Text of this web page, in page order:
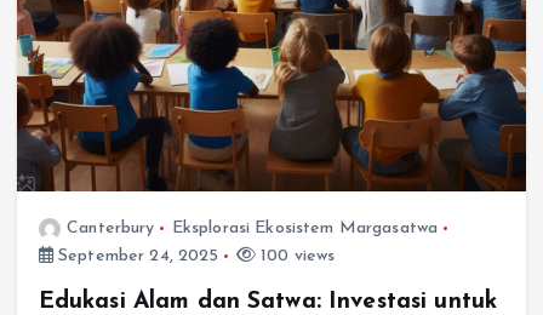
Canterbury
Eksplorasi Ekosistem Margasatwa
September 24, 2025
100 views
Edukasi Alam dan Satwa: Investasi untuk